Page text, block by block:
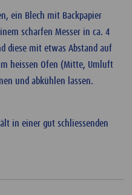
ein Blech mit Backpapier
scharfen Messer in ca. 4
diese mit etwas Abstand auf
heissen Ofen (Mitte, Umluft
und abkühlen lassen.
in einer gut schliessenden